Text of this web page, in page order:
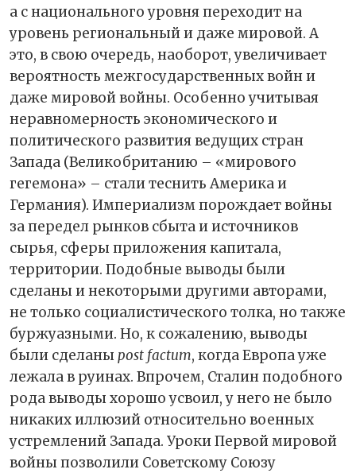
а с национального уровня переходит на
уровень региональный и даже мировой. А
это, в свою очередь, наоборот, увеличивает
вероятность межгосударственных войн и
даже мировой войны. Особенно учитывая
неравномерность экономического и
политического развития ведущих стран
Запада (Великобританию – «мирового
гегемона» – стали теснить Америка и
Германия). Империализм порождает войны
за передел рынков сбыта и источников
сырья, сферы приложения капитала,
территории. Подобные выводы были
сделаны и некоторыми другими авторами,
не только социалистического толка, но также
буржуазными. Но, к сожалению, выводы
были сделаны post factum, когда Европа уже
лежала в руинах. Впрочем, Сталин подобного
рода выводы хорошо усвоил, у него не было
никаких иллюзий относительно военных
устремлений Запада. Уроки Первой мировой
войны позволили Советскому Союзу